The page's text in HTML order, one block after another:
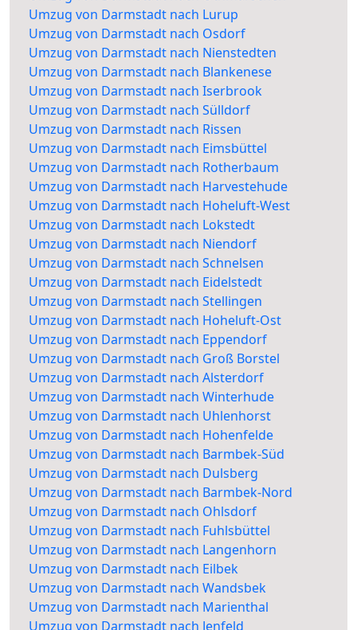
Umzug von Darmstadt nach Lurup
Umzug von Darmstadt nach Osdorf
Umzug von Darmstadt nach Nienstedten
Umzug von Darmstadt nach Blankenese
Umzug von Darmstadt nach Iserbrook
Umzug von Darmstadt nach Sülldorf
Umzug von Darmstadt nach Rissen
Umzug von Darmstadt nach Eimsbüttel
Umzug von Darmstadt nach Rotherbaum
Umzug von Darmstadt nach Harvestehude
Umzug von Darmstadt nach Hoheluft-West
Umzug von Darmstadt nach Lokstedt
Umzug von Darmstadt nach Niendorf
Umzug von Darmstadt nach Schnelsen
Umzug von Darmstadt nach Eidelstedt
Umzug von Darmstadt nach Stellingen
Umzug von Darmstadt nach Hoheluft-Ost
Umzug von Darmstadt nach Eppendorf
Umzug von Darmstadt nach Groß Borstel
Umzug von Darmstadt nach Alsterdorf
Umzug von Darmstadt nach Winterhude
Umzug von Darmstadt nach Uhlenhorst
Umzug von Darmstadt nach Hohenfelde
Umzug von Darmstadt nach Barmbek-Süd
Umzug von Darmstadt nach Dulsberg
Umzug von Darmstadt nach Barmbek-Nord
Umzug von Darmstadt nach Ohlsdorf
Umzug von Darmstadt nach Fuhlsbüttel
Umzug von Darmstadt nach Langenhorn
Umzug von Darmstadt nach Eilbek
Umzug von Darmstadt nach Wandsbek
Umzug von Darmstadt nach Marienthal
Umzug von Darmstadt nach Jenfeld